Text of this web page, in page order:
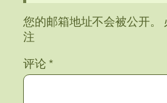
您的邮箱地址不会被公开。
注
评论*